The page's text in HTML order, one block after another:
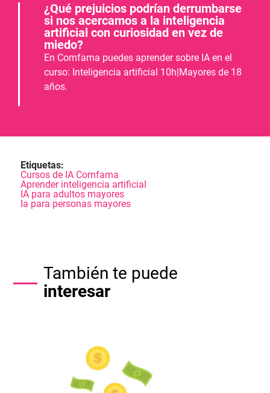
¿Qué prejuicios podrían derrumbarse
si nos acercamos a la inteligencia
artificial con curiosidad en vez de
miedo?
En Comfama puedes aprender sobre IA en el
curso: Inteligencia artificial 10h|Mayores de 18
años.
Etiquetas:
Cursos de IA Comfama
Aprender inteligencia artificial
IA para adultos mayores
Ia para personas mayores
También te puede
interesar